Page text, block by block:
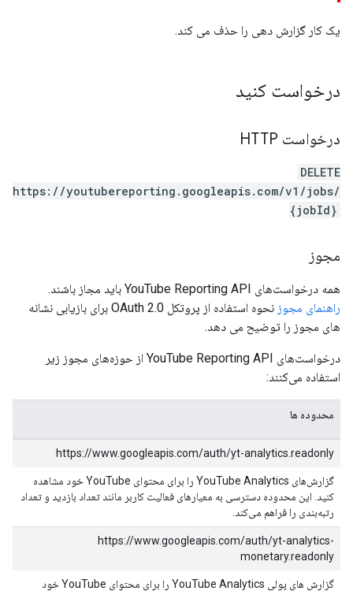
یک کار گزارش دهی را حذف می کند.
درخواست کنید
درخواست HTTP
DELETE
https://youtubereporting.googleapis.com/v1/jobs/
{jobId}
مجوز
همه درخواست‌های YouTube Reporting API باید مجاز باشند.
راهنمای مجوز
نحوه استفاده از پروتکل OAuth 2.0 برای بازیابی نشانه
های مجوز را توضیح می دهد.
درخواست‌های YouTube Reporting API از حوزه‌های مجوز زیر
استفاده می‌کنند:
محدوده ها
https://www.googleapis.com/auth/yt-analytics.readonly
گزارش‌های YouTube Analytics را برای محتوای YouTube خود مشاهده
کنید. این محدوده دسترسی به معیارهای فعالیت کاربر مانند تعداد بازدید و تعداد
رتبه‌بندی را فراهم می‌کند.
https://www.googleapis.com/auth/yt-analytics-
monetary.readonly
گزارش های پولی YouTube Analytics را برای محتوای YouTube خود